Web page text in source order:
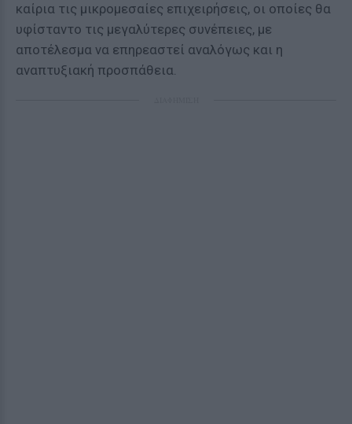
καίρια τις μικρομεσαίες επιχειρήσεις, οι οποίες θα
υφίσταντο τις μεγαλύτερες συνέπειες, με
αποτέλεσμα να επηρεαστεί αναλόγως και η
αναπτυξιακή προσπάθεια.